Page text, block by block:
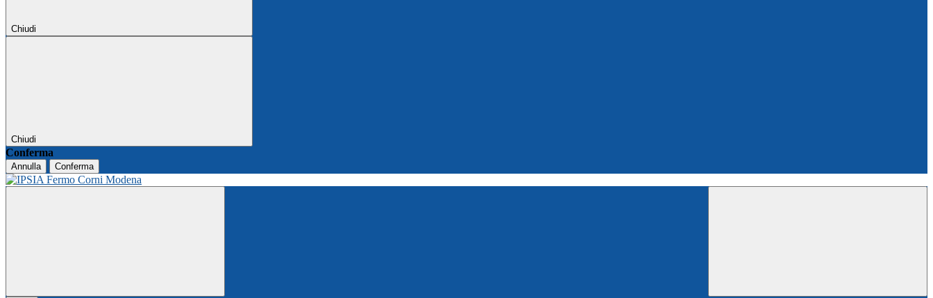
Chiudi
Chiudi
Conferma
Annulla Conferma